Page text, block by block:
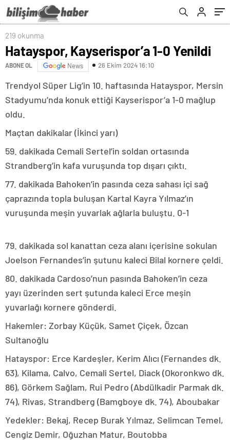
219 okunma
Hatayspor, Kayserispor’a 1-0 Yenildi
ABONE OL News 26 Ekim 2024 16:10
Trendyol Süper Lig’in 10. haftasında Hatayspor, Mersin
Stadyumu’nda konuk ettiği Kayserispor’a 1-0 mağlup
oldu.
Maçtan dakikalar (İkinci yarı)
59. dakikada Cemali Sertel’in soldan ortasında
Strandberg’in kafa vuruşunda top dışarı çıktı.
77. dakikada Bahoken’in pasında ceza sahası içi sağ
çaprazında topla buluşan Kartal Kayra Yılmaz’ın
vuruşunda meşin yuvarlak ağlarla buluştu. 0-1
79. dakikada sol kanattan ceza alanı içerisine sokulan
Joelson Fernandes’in şutunu kaleci Bilal kornere çeldi.
80. dakikada Cardoso’nun pasında Bahoken’in ceza
yayı üzerinden sert şutunda kaleci Erce meşin
yuvarlağı kornere gönderdi.
Hakemler: Zorbay Küçük, Samet Çiçek, Özcan
Sultanoğlu
Hatayspor: Erce Kardeşler, Kerim Alıcı (Fernandes dk.
63), Kilama, Calvo, Cemali Sertel, Diack (Okoronkwo dk.
86), Görkem Sağlam, Rui Pedro (Abdülkadir Parmak dk.
74), Rivas, Strandberg (Bamgboye dk. 74), Aboubakar
Yedekler: Bekaj, Recep Burak Yılmaz, Selimcan Temel,
Cengiz Demir, Oğuzhan Matur, Boutobba